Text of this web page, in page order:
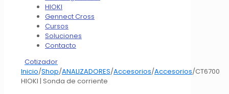
HIOKI
Gennect Cross
Cursos
Soluciones
Contacto
Cotizador
Inicio/Shop/ANALIZADORES/Accesorios/Accesorios/CT6700
HIOKI | Sonda de corriente